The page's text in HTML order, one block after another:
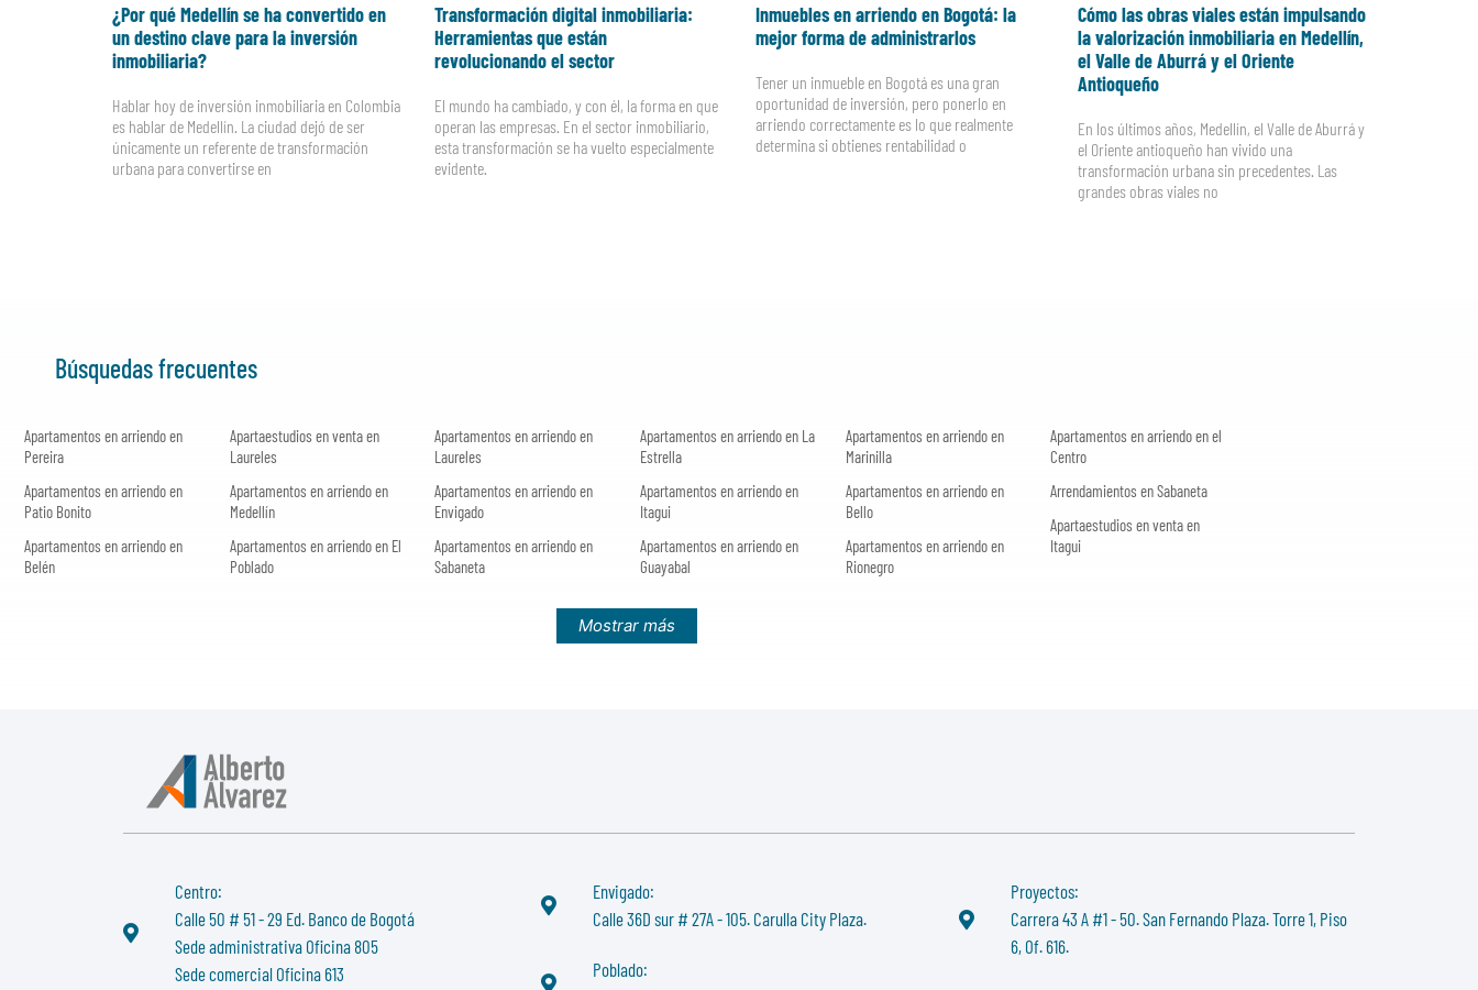
¿Por qué Medellín se ha convertido en
un destino clave para la inversión
inmobiliaria?
Hablar hoy de inversión inmobiliaria en Colombia
es hablar de Medellín. La ciudad dejó de ser
únicamente un referente de transformación
urbana para convertirse en
Transformación digital inmobiliaria:
Herramientas que están
revolucionando el sector
El mundo ha cambiado, y con él, la forma en que
operan las empresas. En el sector inmobiliario,
esta transformación se ha vuelto especialmente
evidente.
Inmuebles en arriendo en Bogotá: la
mejor forma de administrarlos
Tener un inmueble en Bogotá es una gran
oportunidad de inversión, pero ponerlo en
arriendo correctamente es lo que realmente
determina si obtienes rentabilidad o
Cómo las obras viales están impulsando
la valorización inmobiliaria en Medellín,
el Valle de Aburrá y el Oriente
Antioqueño
En los últimos años, Medellín, el Valle de Aburrá y
el Oriente antioqueño han vivido una
transformación urbana sin precedentes. Las
grandes obras viales no
Búsquedas frecuentes
Apartamentos en arriendo en
Pereira
Apartamentos en arriendo en
Patio Bonito
Apartamentos en arriendo en
Belén
Apartaestudios en venta en
Laureles
Apartamentos en arriendo en
Medellín
Apartamentos en arriendo en El
Poblado
Apartamentos en arriendo en
Laureles
Apartamentos en arriendo en
Envigado
Apartamentos en arriendo en
Sabaneta
Apartamentos en arriendo en La
Estrella
Apartamentos en arriendo en
Itagui
Apartamentos en arriendo en
Guayabal
Apartamentos en arriendo en
Marinilla
Apartamentos en arriendo en
Bello
Apartamentos en arriendo en
Rionegro
Apartamentos en arriendo en el
Centro
Arrendamientos en Sabaneta
Apartaestudios en venta en
Itagui
Mostrar más
Centro:
Calle 50 # 51 - 29 Ed. Banco de Bogotá
Sede administrativa Oficina 805
Sede comercial Oficina 613
Envigado:
Calle 36D sur # 27A - 105. Carulla City Plaza.
Poblado:
Proyectos:
Carrera 43 A #1 - 50. San Fernando Plaza. Torre 1, Piso
6, Of. 616.